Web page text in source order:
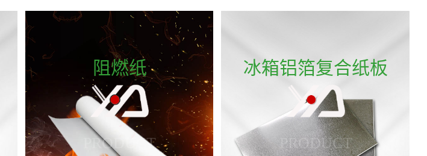
阻燃纸
PRODUCT
冰箱铝箔复合纸板
PRODUCT